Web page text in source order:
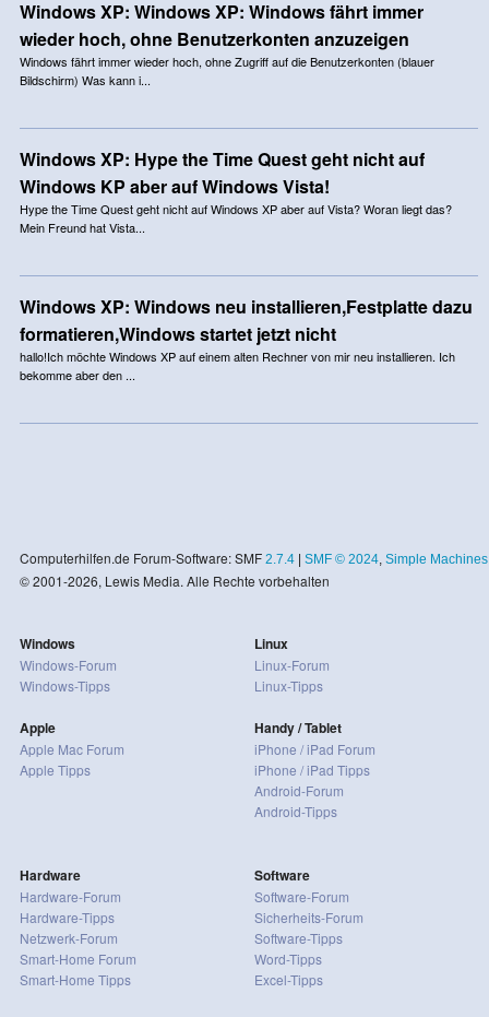
Windows XP: Windows XP: Windows fährt immer
wieder hoch, ohne Benutzerkonten anzuzeigen
Windows fährt immer wieder hoch, ohne Zugriff auf die Benutzerkonten (blauer
Bildschirm) Was kann i...
Windows XP: Hype the Time Quest geht nicht auf
Windows KP aber auf Windows Vista!
Hype the Time Quest geht nicht auf Windows XP aber auf Vista? Woran liegt das?
Mein Freund hat Vista...
Windows XP: Windows neu installieren,Festplatte dazu
formatieren,Windows startet jetzt nicht
hallo!Ich möchte Windows XP auf einem alten Rechner von mir neu installieren. Ich
bekomme aber den ...
Computerhilfen.de Forum-Software: SMF 2.7.4| SMF © 2024, Simple Machines
© 2001-2026, Lewis Media. Alle Rechte vorbehalten
Windows
Windows-Forum
Windows-Tipps
Apple
Apple Mac Forum
Apple Tipps
Linux
Linux-Forum
Linux-Tipps
Handy / Tablet
iPhone / iPad Forum
iPhone / iPad Tipps
Android-Forum
Android-Tipps
Hardware
Hardware-Forum
Hardware-Tipps
Netzwerk-Forum
Smart-Home Forum
Smart-Home Tipps
Software
Software-Forum
Sicherheits-Forum
Software-Tipps
Word-Tipps
Excel-Tipps